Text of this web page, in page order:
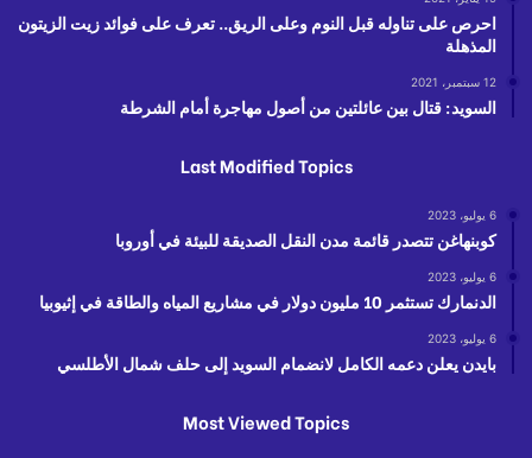
احرص على تناوله قبل النوم وعلى الريق.. تعرف على فوائد زيت الزيتون
المذهلة
12 سبتمبر، 2021
السويد: قتال بين عائلتين من أصول مهاجرة أمام الشرطة
Last Modified Topics
6 يوليو، 2023
كوبنهاغن تتصدر قائمة مدن النقل الصديقة للبيئة في أوروبا
6 يوليو، 2023
الدنمارك تستثمر 10 مليون دولار في مشاريع المياه والطاقة في إثيوبيا
6 يوليو، 2023
بايدن يعلن دعمه الكامل لانضمام السويد إلى حلف شمال الأطلسي
Most Viewed Topics